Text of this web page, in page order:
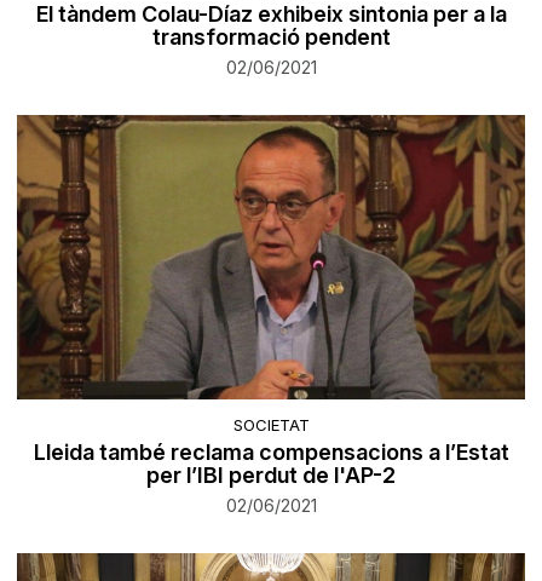
El tàndem Colau-Díaz exhibeix sintonia per a la
transformació pendent
02/06/2021
SOCIETAT
Lleida també reclama compensacions a l’Estat
per l’IBI perdut de l'AP-2
02/06/2021